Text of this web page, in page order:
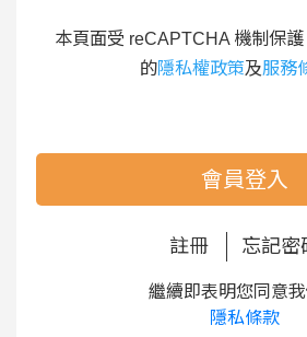
本頁面受 reCAPTCHA 機制保
的隱私權政策及服務
會員登入
註冊 忘記密
繼續即表明您同意
隱私條款